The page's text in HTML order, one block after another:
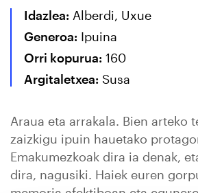
Idazlea: Alberdi, Uxue
Generoa: Ipuina
Orri kopurua: 160
Argitaletxea: Susa
Araua eta arrakala. Bien arteko
zaizkigu ipuin hauetako
Emakumezkoak dira ia denak,
dira, nagusiki. Haiek euren